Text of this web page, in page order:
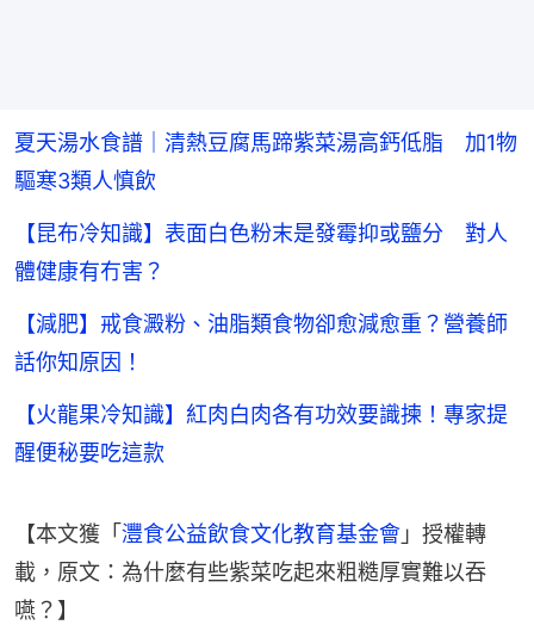
夏天湯水食譜｜清熱豆腐馬蹄紫菜湯高鈣低脂 加1物
驅寒3類人慎飲
【昆布冷知識】表面白色粉末是發霉抑或鹽分 對人
體健康有冇害？
【減肥】戒食澱粉、油脂類食物卻愈減愈重？營養師
話你知原因！
【火龍果冷知識】紅肉白肉各有功效要識揀！專家提
醒便秘要吃這款
【本文獲「 灃食公益飲食文化教育基金會 」授權轉
載，原文：為什麼有些紫菜吃起來粗糙厚實難以吞
嚥？】